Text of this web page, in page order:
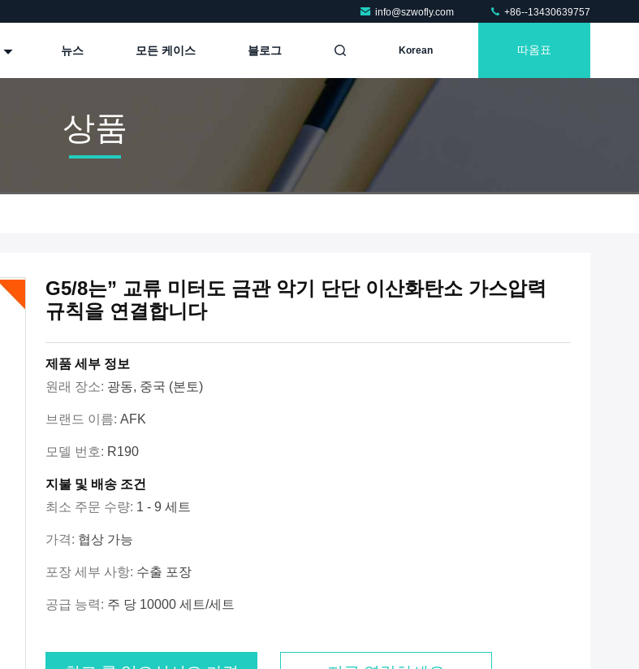
info@szwofly.com +86--13430639757
뉴스 모든 케이스 블로그 Korean 따옴표
상품
G5/8는” 교류 미터도 금관 악기 단단 이산화탄소 가스압력
규칙을 연결합니다
제품 세부 정보
원래 장소: 광동, 중국 (본토)
브랜드 이름: AFK
모델 번호: R190
지불 및 배송 조건
최소 주문 수량: 1 - 9 세트
가격: 협상 가능
포장 세부 사항: 수출 포장
공급 능력: 주 당 10000 세트/세트